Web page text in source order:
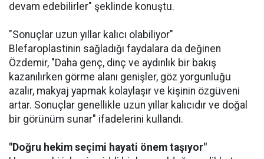
devam edebilirler" şeklinde konuştu.
"Sonuçlar uzun yıllar kalıcı olabiliyor"
Blefaroplastinin sağladığı faydalara da değinen
Özdemir, "Daha genç, dinç ve aydınlık bir bakış
kazanılırken görme alanı genişler, göz yorgunluğu
azalır, makyaj yapmak kolaylaşır ve kişinin özgüveni
artar. Sonuçlar genellikle uzun yıllar kalıcıdır ve doğal
bir görünüm sunar" ifadelerini kullandı.
"Doğru hekim seçimi hayati önem taşıyor"